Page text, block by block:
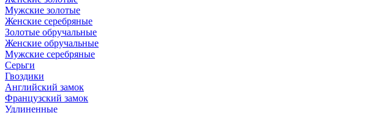
Мужские золотые
Женские серебряные
Золотые обручальные
Женские обручальные
Мужские серебряные
Серьги
Гвоздики
Английский замок
Французский замок
Удлиненные